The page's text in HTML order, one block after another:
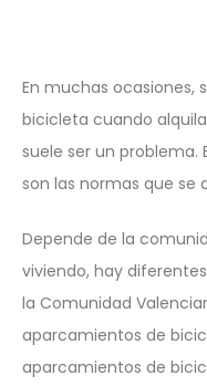
En muchas ocasiones,
bicicleta cuando
suele ser un
son las normas que se
Depende de la
viviendo, hay
la Comunidad
aparcamientos de
aparcamientos de